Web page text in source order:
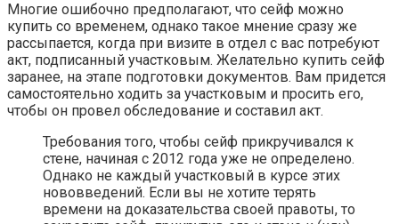
Многие ошибочно предполагают, что сейф можно
купить со временем, однако такое мнение сразу же
рассыпается, когда при визите в отдел с вас потребуют
акт, подписанный участковым. Желательно купить сейф
заранее, на этапе подготовки документов. Вам придется
самостоятельно ходить за участковым и просить его,
чтобы он провел обследование и составил акт.
Требования того, чтобы сейф прикручивался к
стене, начиная с 2012 года уже не определено.
Однако не каждый участковый в курсе этих
нововведений. Если вы не хотите терять
времени на доказательства своей правоты, то